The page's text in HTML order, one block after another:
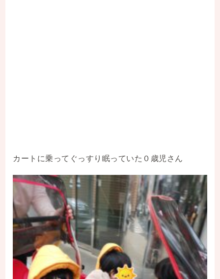
カートに乗ってぐっすり眠っていた０歳児さん